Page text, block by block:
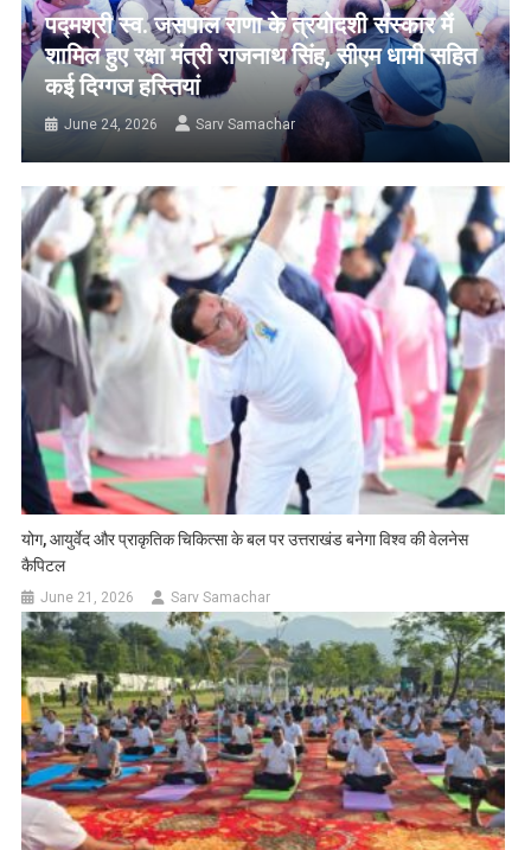
पद्मश्री स्व. जसपाल राणा के त्रयोदशी संस्कार में
शामिल हुए रक्षा मंत्री राजनाथ सिंह, सीएम धामी सहित
कई दिग्गज हस्तियां
June 24, 2026 Sarv Samachar
योग, आयुर्वेद और प्राकृतिक चिकित्सा के बल पर उत्तराखंड बनेगा विश्व की वेलनेस
कैपिटल
June 21, 2026 Sarv Samachar